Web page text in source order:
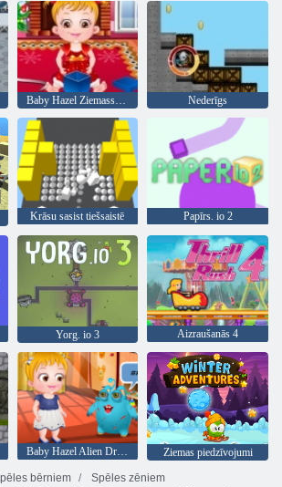
Baby Hazel Ziemassvētku laiks Nederīgs
Krāsu sasist tiešsaistē Papīrs. io 2
Yorg. io 3 Aizraušanās 4
Baby Hazel Alien Draugs
Ziemas piedzīvojumi
bērniem
Spēles zēniem